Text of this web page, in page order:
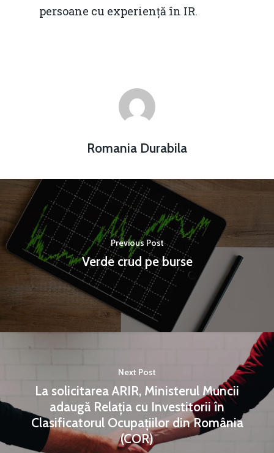
persoane cu experiență în IR.
Romania Durabila
Previous Post
Verde crud pe burse
Next Post
La solicitarea ARIR, Ministerul Muncii
adaugă Relația cu Investitorii în
Clasificatorul Ocupațiilor din România
(COR)